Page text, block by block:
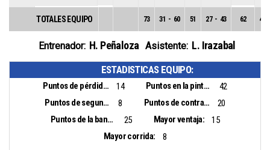
TOTALES EQUIPO 73 31 - 60 51 27 - 43 62 4
Entrenador: H. Peñaloza Asistente: L. Irazabal
ESTADISTICAS EQUIPO:
Puntos de pérdidas: 14 Puntos en la pintura:
42
Puntos de segunda oportunidad:
8 Puntos de contra ataque:
20
Puntos de la banca:
25 Mayor ventaja:
15
Mayor corrida:
8